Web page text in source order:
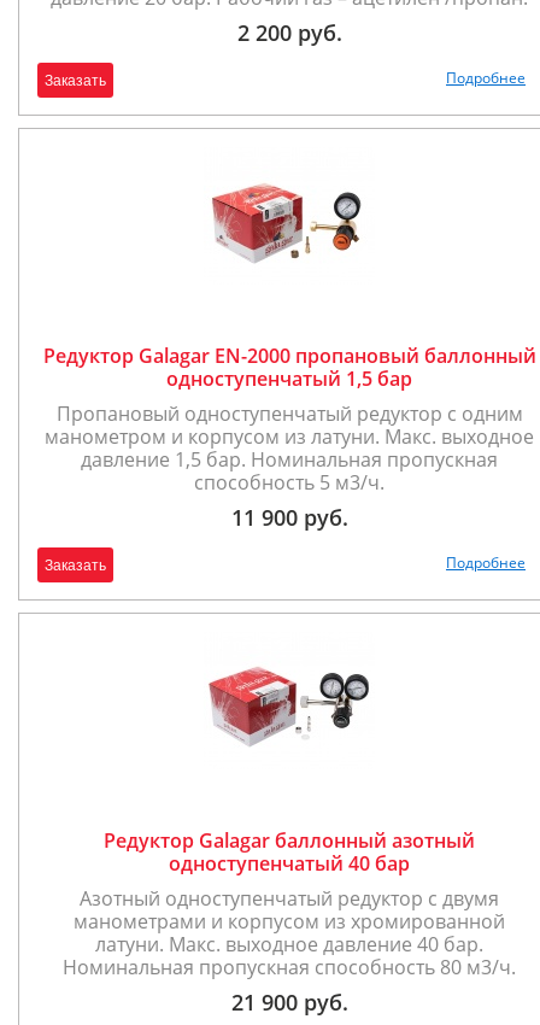
2 200 руб.
Заказать Подробнее
Редуктор Galagar EN-2000 пропановый баллонный
одноступенчатый 1,5 бар
Пропановый одноступенчатый редуктор с одним
манометром и корпусом из латуни. Макс. выходное
давление 1,5 бар. Номинальная пропускная
способность 5 м3/ч.
11 900 руб.
Заказать Подробнее
Редуктор Galagar баллонный азотный
одноступенчатый 40 бар
Азотный одноступенчатый редуктор с двумя
манометрами и корпусом из хромированной
латуни. Макс. выходное давление 40 бар.
Номинальная пропускная способность 80 м3/ч.
21 900 руб.